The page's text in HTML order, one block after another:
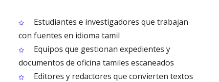
Estudiantes e investigadores que trabajan
con fuentes en idioma tamil
Equipos que gestionan expedientes y
documentos de oficina tamiles escaneados
Editores y redactores que convierten textos